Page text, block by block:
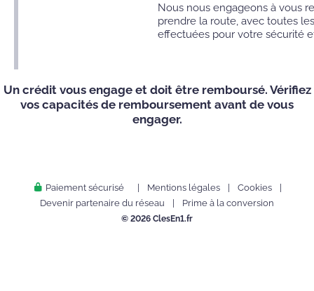
Nous nous engageons à vous
prendre la route, avec toutes
effectuées pour votre sécurité
Un crédit vous engage et doit être remboursé. Vérifiez
vos capacités de remboursement avant de vous
engager.
Paiement sécurisé Mentions légales Cookies
Devenir partenaire du réseau
Prime à la conversion
© 2026 ClesEn1.fr